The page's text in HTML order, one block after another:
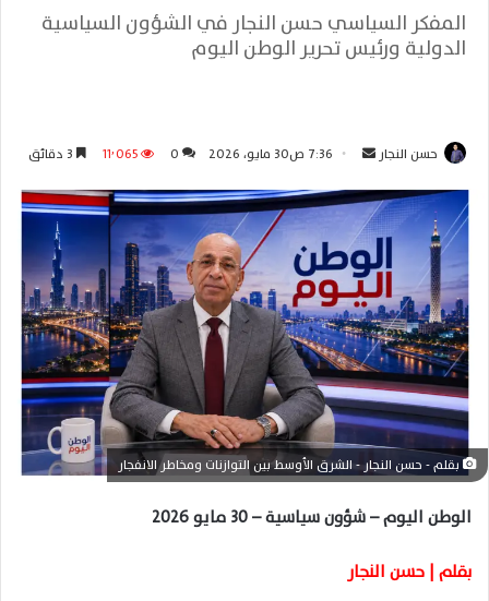
المفكر السياسي حسن النجار في الشؤون السياسية
الدولية ورئيس تحرير الوطن اليوم
حسن النجار
س
ل
ب
ر
ي
د
ا
إ
ل
ك
ت
و
ي
7:36 ص30 مايو، 2026 0 11٬065
بقلم - حسن النجار - الشرق الأوسط بين التوازنات ومخاطر الانفجار
الوطن اليوم – شؤون سياسية – 30 مايو 2026
بقلم | حسن النجار